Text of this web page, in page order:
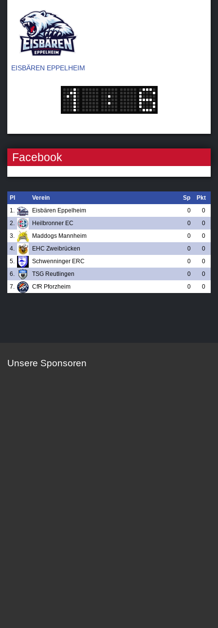
EISBÄREN EPPELHEIM
Facebook
Pl Verein Sp
Pkt
1.
Eisbären Eppelheim 0
0
2.
Heilbronner EC 0
0
3.
Maddogs Mannheim 0
0
4.
EHC Zweibrücken 0
0
5.
Schwenninger ERC 0
0
6.
TSG Reutlingen 0
0
7.
CfR Pforzheim 0 0
Unsere Sponsoren